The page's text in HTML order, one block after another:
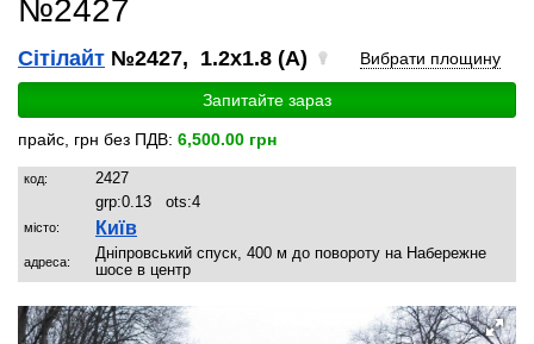
№2427
Сітілайт №2427, 1.2x1.8 (A) Вибрати площину
Запитайте зараз
прайс, грн без ПДВ: 6,500.00 грн
код:
2427
grp:0.13 ots:4
місто: Київ
адреса:
Дніпровський спуск, 400 м до повороту на Набережне
шосе в центр